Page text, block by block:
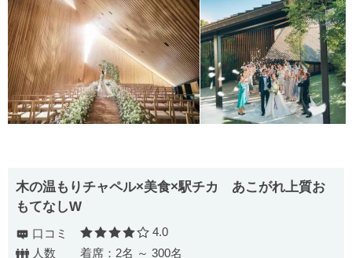
木の温もりチャペル×美食×駅チカ あこがれ上質お
もてなしW
口コミ 口コミ評価
4.0
人数
着席：2名 ～ 300名